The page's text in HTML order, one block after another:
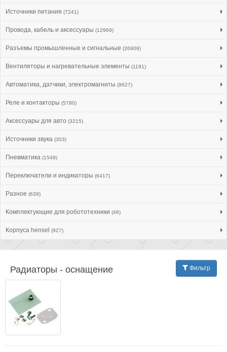
Источники питания (7241)
Провода, кабель и аксессуары (12969)
Разъемы промышленные и сигнальные (26909)
Вентиляторы и нагревательные элементы (1191)
Автоматика, датчики, электромагниты (9627)
Реле и контакторы (5780)
Аксессуары для авто (3215)
Источники звука (303)
Пневматика (1549)
Переключатели и индикаторы (6417)
Разное (639)
Комплектующие для робототехники (48)
Корпуса hensel (927)
Фильтр
Радиаторы - оснащение